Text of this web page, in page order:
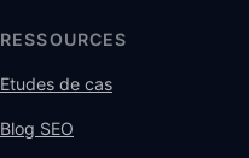
RESSOURCES
Etudes de cas
Blog SEO